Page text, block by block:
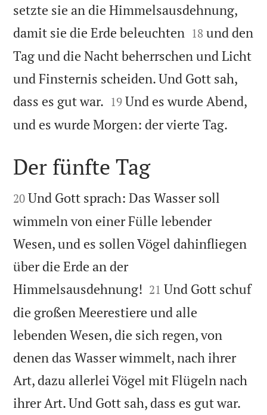
setzte sie an die Himmelsausdehnung,
damit sie die Erde beleuchten 

18 und den
Tag und die Nacht beherrschen und Licht
und Finsternis scheiden. Und Gott sah,
dass es gut war. 

19 Und es wurde Abend,
und es wurde Morgen: der vierte Tag.

Der fünfte Tag

20 Und Gott sprach: Das Wasser soll
wimmeln von einer Fülle lebender
Wesen, und es sollen Vögel dahinfliegen
über die Erde an der
Himmelsausdehnung! 

21 Und Gott schuf
die großen Meerestiere und alle
lebenden Wesen, die sich regen, von
denen das Wasser wimmelt, nach ihrer
Art, dazu allerlei Vögel mit Flügeln nach
ihrer Art. Und Gott sah, dass es gut war.